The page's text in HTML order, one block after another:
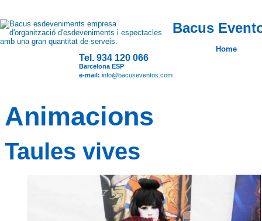
Bacus
Home
Tel. 934 120 066
Barcelona ESP
e-mail: info@bacuseventos.com
Animacions
Taules vives